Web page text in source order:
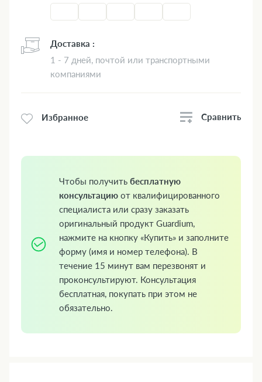
Доставка :
1 - 7 дней, почтой или транспортными
компаниями
Избранное Сравнить
Чтобы получить бесплатную
консультацию от квалифицированного
специалиста или сразу заказать
оригинальный продукт Guardium,
нажмите на кнопку «Купить» и заполните
форму (имя и номер телефона). В
течение 15 минут вам перезвонят и
проконсультируют. Консультация
бесплатная, покупать при этом не
обязательно.